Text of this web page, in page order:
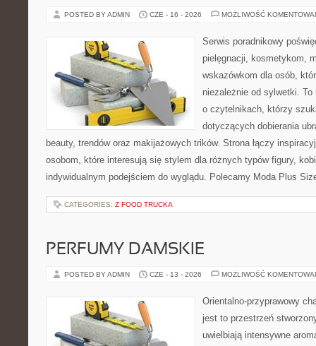
POSTED BY ADMIN CZE - 16 - 2026 MOŻLIWOŚĆ
Serwis poradnikowy
pielęgnacji, kosmetykom,
wskazówkom dla osób,
niezależnie od sylwetki.
o czytelnikach, którzy
dotyczących dobierania
beauty, trendów oraz makijażowych trików. Strona łączy
osobom, które interesują się stylem dla różnych typów figury,
indywidualnym podejściem do wyglądu. Polecamy Moda Plus
CATEGORIES: Z FOOD TRUCKA
PERFUMY DAMSKIE
POSTED BY ADMIN CZE - 13 - 2026 MOŻLIWOŚĆ
Orientalno-przyprawowy
jest to przestrzeń
uwielbiają intensywne